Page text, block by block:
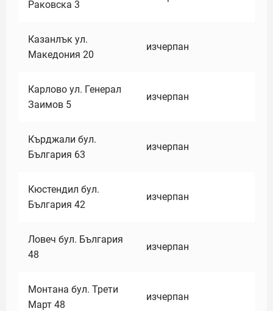
Раковска 3
Казанлък ул.
Македония 20
изчерпан
Карлово ул. Генерал
Заимов 5
изчерпан
Кърджали бул.
България 63
изчерпан
Кюстендил бул.
България 42
изчерпан
Ловеч бул. България
48
изчерпан
Монтана бул. Трети
Март 48
изчерпан